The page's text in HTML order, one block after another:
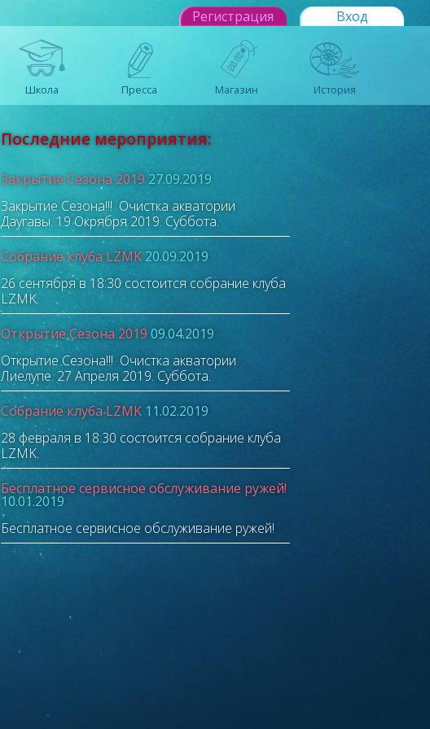
Школа Пресса Магазин История
Вход
Регистрация
Последние мероприятия:
Закрытие Сезона 2019 27.09.2019
Закрытие Сезона!!! Очистка акватории
Даугавы. 19 Окрября 2019. Суббота.
Собрание клуба LZMK 20.09.2019
26 сентября в 18:30 состоится собрание клуба
LZMK.
Открытие Сезона 201909.04.2019
Открытие Сезона!!! Очистка акватории
Лиелупе. 27 Апреля 2019. Суббота.
Собрание клуба LZMK 11.02.2019
28 февраля в 18:30 состоится собрание клуба
LZMK.
Бесплатное сервисное обслуживание ружей!
10.01.2019
Бесплатное сервисное обслуживание ружей!